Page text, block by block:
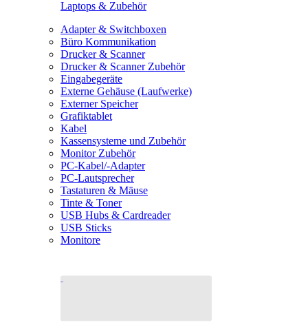
Laptops & Zubehör
Adapter & Switchboxen
Büro Kommunikation
Drucker & Scanner
Drucker & Scanner Zubehör
Eingabegeräte
Externe Gehäuse (Laufwerke)
Externer Speicher
Grafiktablet
Kabel
Kassensysteme und Zubehör
Monitor Zubehör
PC-Kabel/-Adapter
PC-Lautsprecher
Tastaturen & Mäuse
Tinte & Toner
USB Hubs & Cardreader
USB Sticks
Monitore